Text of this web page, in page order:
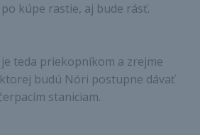
kúpe rastie, aj bude rásť.
teda priekopníkom a zrejme
budú Nóri postupne dávať
staniciam.